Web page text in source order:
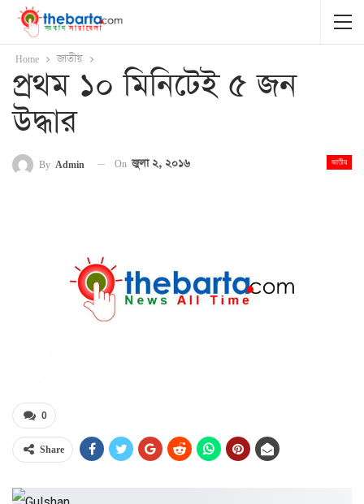
Home জাতীয়
প্রথম ১০ মিনিটেই ৫ জন
উদ্ধার
জাতীয়
By Admin On জুলা ২, ২০১৬
0
Share